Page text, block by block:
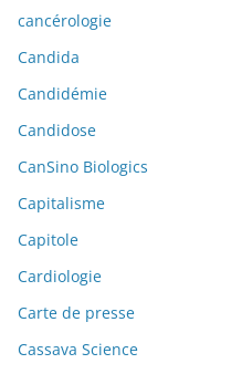
cancérologie
Candida
Candidémie
Candidose
CanSino Biologics
Capitalisme
Capitole
Cardiologie
Carte de presse
Cassava Science